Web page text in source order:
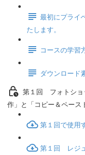
最初にプライ
たします。
コースの学習
ダウンロード
第１回 フォトショ
作」と「コピー＆ペース
第１回で使用
第１回 レジ